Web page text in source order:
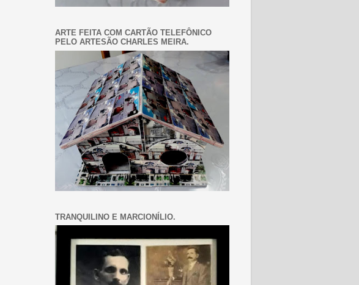
ARTE FEITA COM CARTÃO TELEFÔNICO
PELO ARTESÃO CHARLES MEIRA.
TRANQUILINO E MARCIONÍLIO.